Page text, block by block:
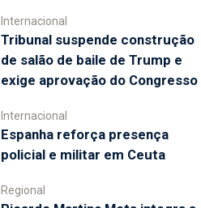
Internacional
Tribunal suspende construção
de salão de baile de Trump e
exige aprovação do Congresso
Internacional
Espanha reforça presença
policial e militar em Ceuta
Regional